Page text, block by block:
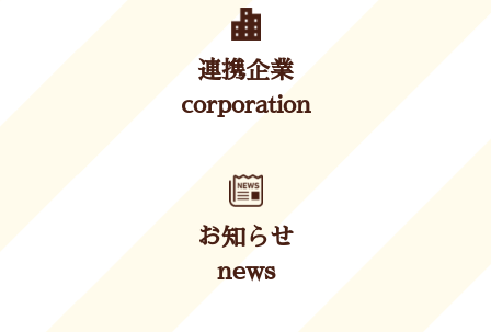
連携企業
corporation
お知らせ
news